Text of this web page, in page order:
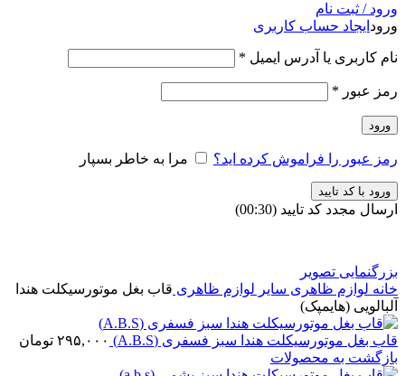
ورود / ثبت نام
ورود ایجاد حساب کاربری
نام کاربری یا آدرس ایمیل *
رمز عبور *
ورود
رمز عبور را فراموش کرده اید؟ مرا به خاطر بسپار
ورود با کد تایید
ارسال مجدد کد تایید (00:
30
)
بزرگنمایی تصویر
خانه لوازم ظاهری سایر لوازم ظاهری قاب بغل موتورسیکلت هندا
آلبالویی (هایمپک)
قاب بغل موتورسیکلت هندا سبز فسفری (A.B.S) ۲۹۵,۰۰۰ تومان
بازگشت به محصولات